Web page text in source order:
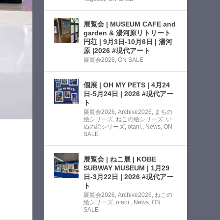
展覧会 | MUSEUM CAFE and
garden & 湯河原リトリート
円荘 | 9月3日-10月6日 | 湯河
原 |2026 #現代アート
展覧会2026 ,ON SALE
個展 | OH MY PETS | 4月24
日-5月24日 | 2026 #現代アー
ト
展覧会2026 ,Archive2026
まちの
絵シリーズ ねこの絵シリーズ い
ぬの絵シリーズ ,otani. News ,ON
SALE
展覧会 | ねこ展 | KOBE
SUBWAY MUSEUM | 1月29
日-3月22日 | 2026 #現代アー
ト
展覧会2026 ,Archive2026 ねこの
絵シリーズ ,otani. News ,ON
SALE